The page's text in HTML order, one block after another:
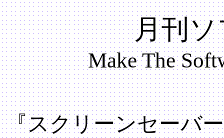
月刊
Make The
『スクリーンセーバ